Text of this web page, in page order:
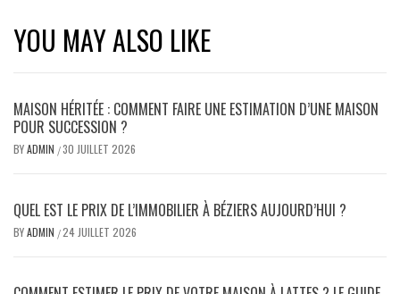
YOU MAY ALSO LIKE
MAISON HÉRITÉE : COMMENT FAIRE UNE ESTIMATION D’UNE MAISON
POUR SUCCESSION ?
BYADMIN /30 JUILLET 2026
QUEL EST LE PRIX DE L’IMMOBILIER À BÉZIERS AUJOURD’HUI ?
BYADMIN /24 JUILLET 2026